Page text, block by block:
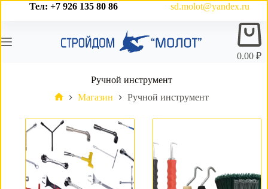
Перейти
Тел: +7 926 135 80 86 sd.molot@yandex.ru
0.00₽
Ручной инструмент
Магазин Ручной инструмент